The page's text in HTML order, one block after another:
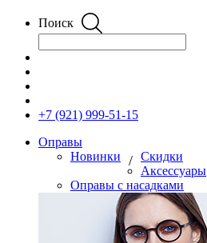
Поиск
+7 (921) 999-51-15
Оправы
Новинки
/ Скидки
Аксессуары
Оправы с насадками